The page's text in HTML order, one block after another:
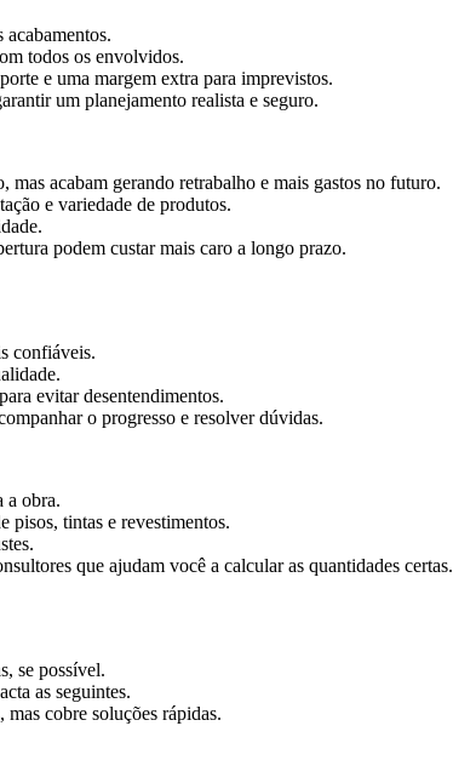
todos os envolvidos.
e uma margem extra para imprevistos.
um planejamento realista e seguro.
acabam gerando retrabalho e mais gastos no futuro.
e variedade de produtos.
podem custar mais caro a longo prazo.
confiáveis.
evitar desentendimentos.
o progresso e resolver dúvidas.
a obra.
pisos, tintas e revestimentos.
que ajudam você a calcular as quantidades certas.
se possível.
as seguintes.
cobre soluções rápidas.